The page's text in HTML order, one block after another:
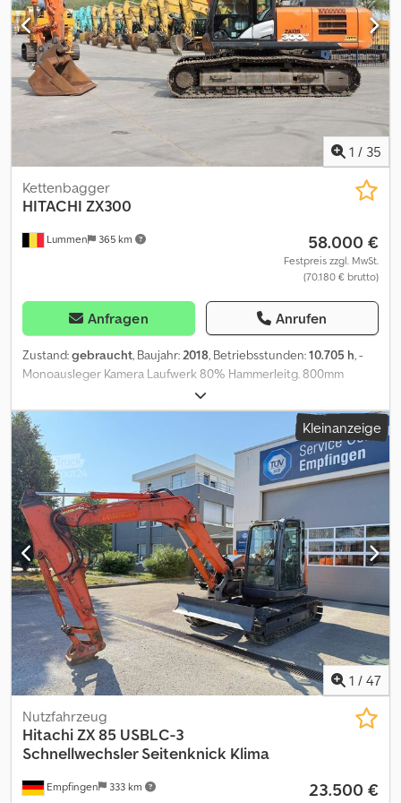
Erfahrung, sowie ein großes internationales Kundennetzwerk.
Unsere Auftraggeber sollen sich bei der Verwertung ihrer
Maschinen und Ausrüstungen um nichts mehr kümmern müssen.
1 / 35
Lummen 365 km
Kettenbagger
HITACHI ZX300
58.000 €
Festpreis zzgl. MwSt.
(70.180 € brutto)
Anfragen Anrufen
Zustand:gebraucht, Baujahr:2018, Betriebsstunden:10.705 h, -
Monoausleger Kamera Laufwerk 80% Hammerleitg. 800mm
Bodenplatten Weitere Informationen Typ: Raupenbagger Cedjy
Evf Topfx Af Herf Wenden Sie sich an Kurt Meurrens, ) für weitere
Informationen.
Kleinanzeige
1 / 47
Empfingen 333 km
Nutzfahrzeug
HitachiZX 85 USBLC-3
Schnellwechsler Seitenknick Klima
23.500 €